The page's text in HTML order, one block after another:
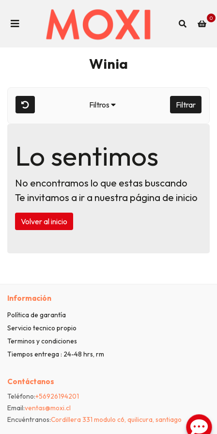
0
Winia
Filtros Filtrar
Lo sentimos
No encontramos lo que estas buscando
Te invitamos a ir a nuestra página de inicio
Volver al inicio
Información
Política de garantía
Servicio tecnico propio
Terminos y condiciones
Tiempos entrega : 24-48 hrs, rm
Contáctanos
Teléfono:+56926194201
Email:ventas@moxi.cl
Encuéntranos:Cordillera 331 modulo c6, quilicura, santiago